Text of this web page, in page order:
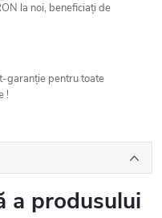
la noi, beneficiați de
garanție pentru toate
!
a produsului